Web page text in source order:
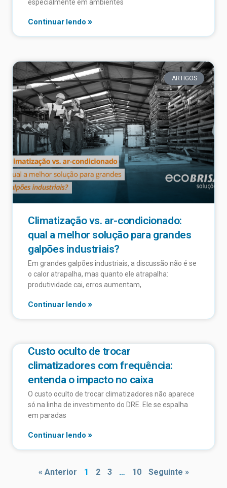
especialmente em ambientes
Continuar lendo »
ARTIGOS
Climatização vs. ar-condicionado:
qual a melhor solução para grandes
galpões industriais?
Em grandes galpões industriais, a discussão não é se
o calor atrapalha, mas quanto ele atrapalha:
produtividade cai, erros aumentam,
Continuar lendo »
Custo oculto de trocar
climatizadores com frequência:
entenda o impacto no caixa
O custo oculto de trocar climatizadores não aparece
só na linha de investimento do DRE. Ele se espalha
em paradas
Continuar lendo »
« Anterior 1 2 3 … 10 Seguinte »